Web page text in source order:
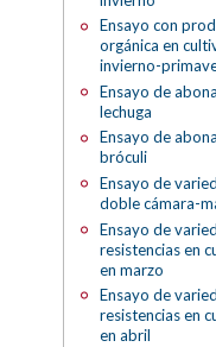
Ensayo con
orgánica en
invierno-
Ensayo de
lechuga
Ensayo de
bróculi
Ensayo de
doble cámara-
Ensayo de
resistencias en
en marzo
Ensayo de
resistencias en
en abril